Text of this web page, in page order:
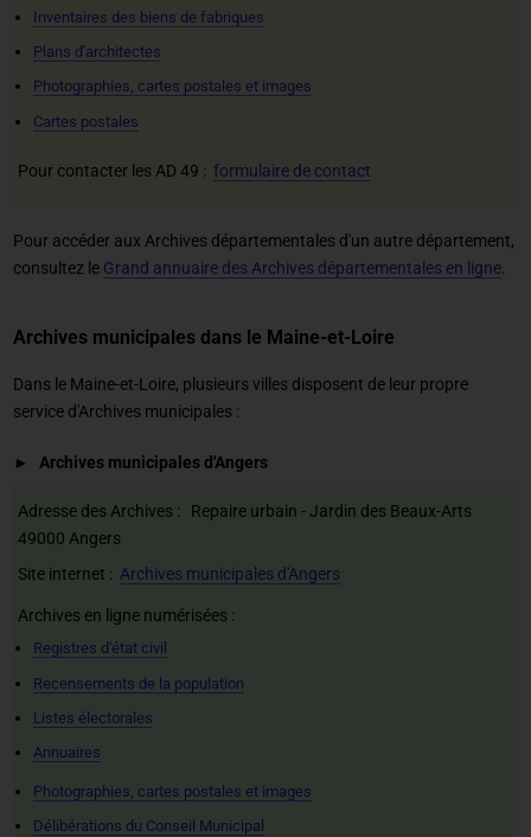
Inventaires des biens de fabriques
Plans d'architectes
Photographies, cartes postales et images
Cartes postales
Pour contacter les AD 49 :formulaire de contact
Pour accéder aux Archives départementales d'un autre département,
consultez le Grand annuaire des Archives départementales en ligne.
Archives municipales dans le Maine-et-Loire
Dans le Maine-et-Loire, plusieurs villes disposent de leur propre
service d'Archives municipales :
Archives municipales d'Angers
Adresse des Archives : Repaire urbain - Jardin des Beaux-Arts
49000 Angers
Site internet :Archives municipales d'Angers
Archives en ligne numérisées :
Registres d'état civil
Recensements de la population
Listes électorales
Annuaires
Photographies, cartes postales et images
Délibérations du Conseil Municipal